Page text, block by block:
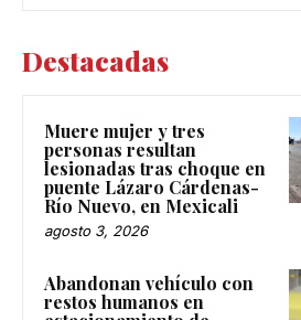
Destacadas
Muere mujer y tres
personas resultan
lesionadas tras choque en
puente Lázaro Cárdenas-
Río Nuevo, en Mexicali
agosto 3, 2026
Abandonan vehículo con
restos humanos en